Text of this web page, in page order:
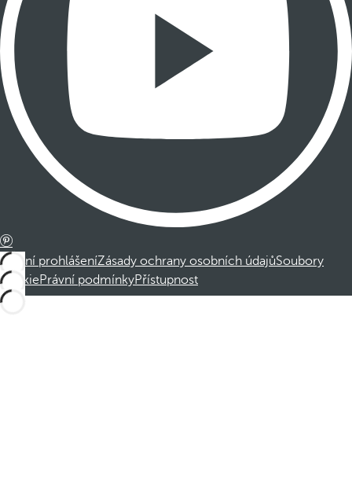
Právní prohlášeníZásady ochrany osobních údajůSoubory
cookiePrávní podmínkyPřístupnost